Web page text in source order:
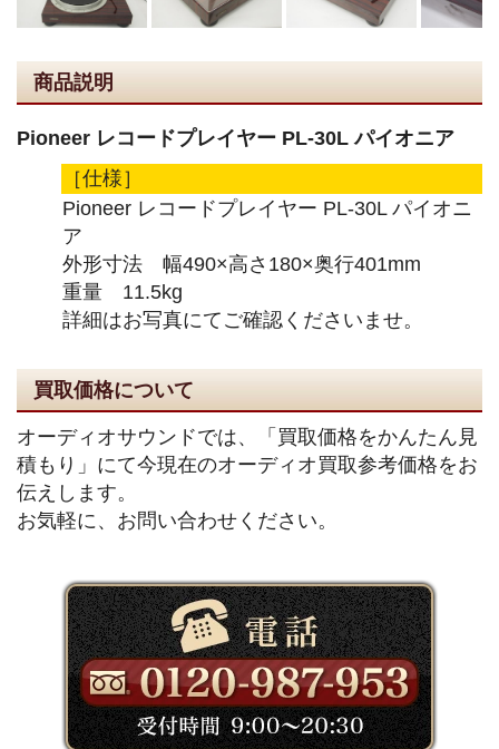
商品説明
Pioneer レコードプレイヤー PL-30L パイオニア
［仕様］
Pioneer レコードプレイヤー PL-30L パイオニ
ア
外形寸法 幅490×高さ180×奥行401mm
重量 11.5kg
詳細はお写真にてご確認くださいませ。
買取価格について
オーディオサウンドでは、「買取価格をかんたん見
積もり」にて今現在のオーディオ買取参考価格をお
伝えします。
お気軽に、お問い合わせください。